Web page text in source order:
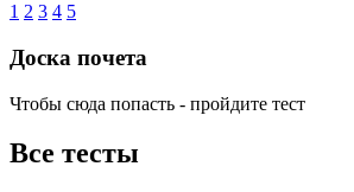
1 2 3 4 5
Доска почета
Чтобы сюда попасть - пройдите тест
Все тесты